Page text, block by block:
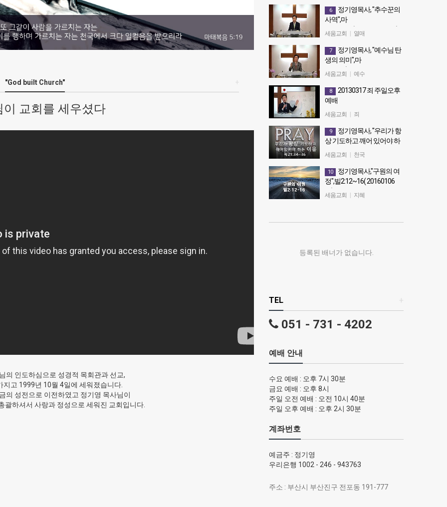
+
"God built Church"
이 교회를 세우셨다
의 인도하심으로 성경적 목회관과 선교,
지고 1999년 10월 4일에 세워졌습니다.
의 성전으로 이전하였고 정기영 목사님이
괄하셔서 사랑과 정성으로 세워진 교회입니다.
아는 자와 영으로 아는 자"
(20160925전)
6
정기영목사, "추수꾼의
사역",마
9:35~10:1(20150719 주전)
9:35~10:1(20150719 주전)
세움교회 열매
7
정기영목사, "예수님 탄
생의 의미",마
2:1~11(20141224 성탄감사
정기영목사, "예수님 탄생의 의
미",마2:1~11(20141224 성탄감사
예배)
세움교회 예수
8
20130317 죄 주일오후
예배
죄
세움교회 죄
9
정기영목사, "우리가 항
상 기도하고 깨어 있어야 하
는 이유" 눅21:34~36
정기영목사, "우리가 항상 기도하
고 깨어 있어야 하는 이유" 눅
21:34~36 (20160722금)
세움교회 천국
10
정기영목사,"구원의 여
정",빌2:12~16( 20160106
수)
세움교회 지혜
등록된 배너가 없습니다.
+
TEL
051 - 731 - 4202
예배 안내
수요 예배 : 오후 7시 30분
금요 예배 : 오후 8시
주일 오전 예배 : 오전 10시 40분
주일 오후 예배 : 오후 2시 30분
계좌번호
예금주 : 정기영
우리은행 1002 - 246 - 943763
주소 : 부산시 부산진구 전포동 191-777